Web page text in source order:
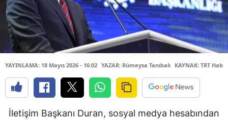
YAYINLAMA: 18 Mayıs 2026 - 16:02 YAZAR: Rümeysa Tanıbalı KAYNAK: TRT
İletişim Başkanı Duran, sosyal medya hesabından